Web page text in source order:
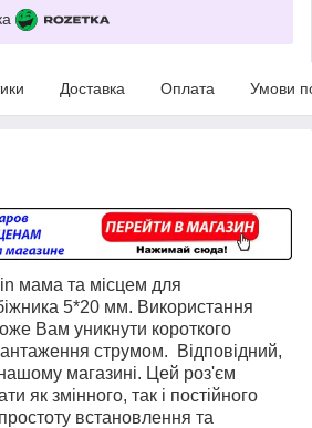
Доставка Оплата Умови
мама та місцем для
5*20 мм. Використання
Вам уникнути короткого
струмом. Відповідний,
магазині. Цей роз'єм
як змінного, так і постійного
встановлення та